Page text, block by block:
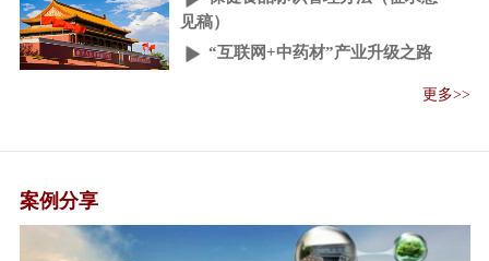
见稿）
“互联网+中药材”产业升级之路
召开
王国强：加快推进中医药创新驱
更多>>
案例分享